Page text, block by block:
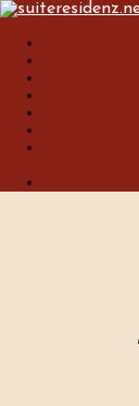
Sign up to